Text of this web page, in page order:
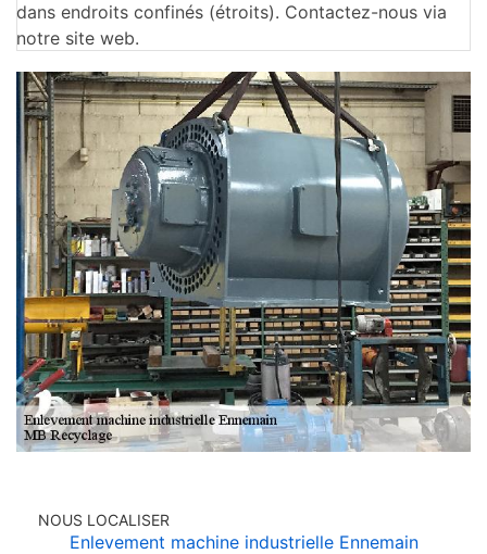
dans endroits confinés (étroits). Contactez-nous via
notre site web.
NOUS LOCALISER
Enlevement machine industrielle Ennemain